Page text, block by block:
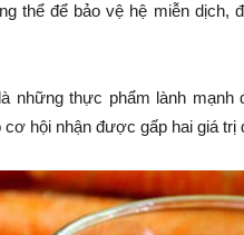
thể để bảo vệ hệ miễn dịch,
những thực phẩm lành
hội nhận được gấp hai giá trị